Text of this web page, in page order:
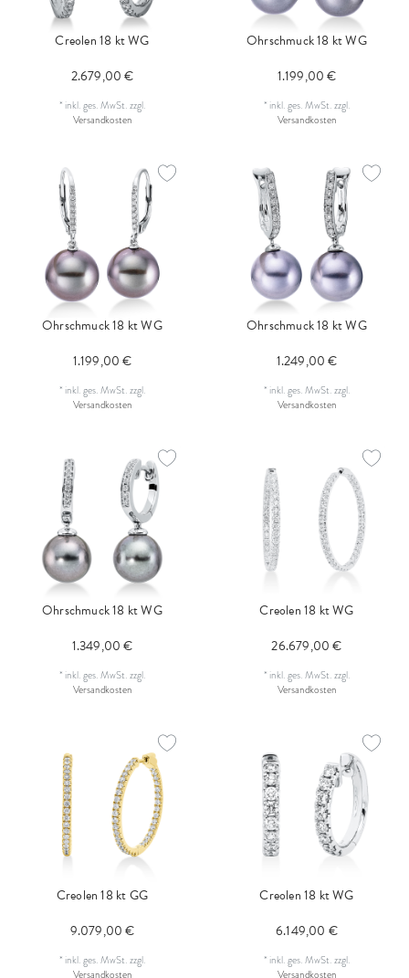
Creolen 18 kt WG
2.679,00 €
* inkl. ges. MwSt.zzgl.
Versandkosten
Ohrschmuck 18 kt WG
1.199,00 €
* inkl. ges. MwSt.zzgl.
Versandkosten
Ohrschmuck 18 kt WG
1.199,00 €
* inkl. ges. MwSt.zzgl.
Versandkosten
Ohrschmuck 18 kt WG
1.249,00 €
* inkl. ges. MwSt.zzgl.
Versandkosten
Ohrschmuck 18 kt WG
1.349,00 €
* inkl. ges. MwSt.zzgl.
Versandkosten
Creolen 18 kt WG
26.679,00 €
* inkl. ges. MwSt.zzgl.
Versandkosten
Creolen 18 kt GG
9.079,00 €
* inkl. ges. MwSt.zzgl.
Versandkosten
Creolen 18 kt WG
6.149,00 €
* inkl. ges. MwSt.zzgl.
Versandkosten